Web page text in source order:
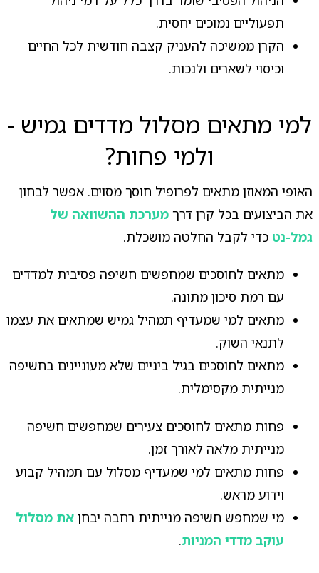
תפעוליים נמוכים יחסית.
הקרן ממשיכה להעניק קצבה חודשית לכל החיים
וכיסוי לשארים ולנכות.
למי מתאים מסלול מדדים גמיש -
ולמי פחות?
האופי המאוזן מתאים לפרופיל חוסך מסוים. אפשר לבחון
את הביצועים בכל קרן דרך מערכת ההשוואה של
גמל-נט כדי לקבל החלטה מושכלת.
מתאים לחוסכים שמחפשים חשיפה פסיבית למדדים
עם רמת סיכון מתונה.
מתאים למי שמעדיף תמהיל גמיש שמתאים את עצמו
לתנאי השוק.
מתאים לחוסכים בגיל ביניים שלא מעוניינים בחשיפה
מנייתית מקסימלית.
פחות מתאים לחוסכים צעירים שמחפשים חשיפה
מנייתית מלאה לאורך זמן.
פחות מתאים למי שמעדיף מסלול עם תמהיל קבוע
וידוע מראש.
מי שמחפש חשיפה מנייתית רחבה יבחן את מסלול
עוקב מדדי המניות.